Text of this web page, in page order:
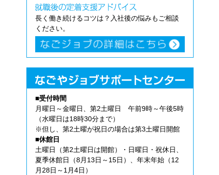
長く働き続けるコツは？入社後の悩みもご相談
ください。
■受付時間
月曜日～金曜日、第2土曜日 午前9時～午後5時
（水曜日は18時30分まで）
※但し、第2土曜が祝日の場合は第3土曜日開館
■休館日
土曜日（第2土曜日は開館）・日曜日・祝休日、
夏季休館日（8月13日～15日）、年末年始（12
月28日～1月4日）